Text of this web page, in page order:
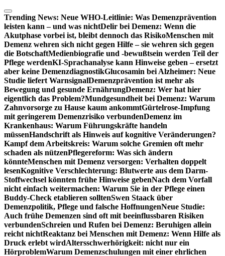
Zum
Inhalt
springen
Trending News: Neue WHO-Leitlinie: Was Demenzprävention
leisten kann – und was nichtDelir bei Demenz: Wenn die
Akutphase vorbei ist, bleibt dennoch das RisikoMenschen mit
Demenz wehren sich nicht gegen Hilfe – sie wehren sich gegen
die BotschaftMedienbiografie und -bewußtsein werden Teil der
Pflege werdenKI-Sprachanalyse kann Hinweise geben – ersetzt
aber keine DemenzdiagnostikGlucosamin bei Alzheimer: Neue
Studie liefert WarnsignalDemenzprävention ist mehr als
Bewegung und gesunde ErnährungDemenz: Wer hat hier
eigentlich das Problem?Mundgesundheit bei Demenz: Warum
Zahnvorsorge zu Hause kaum ankommtGürtelrose-Impfung
mit geringerem Demenzrisiko verbundenDemenz im
Krankenhaus: Warum Führungskräfte handeln
müssenHandschrift als Hinweis auf kognitive Veränderungen?
Kampf dem Arbeitskreis: Warum solche Gremien oft mehr
schaden als nützenPflegereform: Was sich ändern
könnteMenschen mit Demenz versorgen: Verhalten doppelt
lesenKognitive Verschlechterung: Blutwerte aus dem Darm-
Stoffwechsel könnten frühe Hinweise gebenNach dem Vorfall
nicht einfach weitermachen: Warum Sie in der Pflege einen
Buddy-Check etablieren solltenSwen Staack über
Demenzpolitik, Pflege und falsche HoffnungenNeue Studie:
Auch frühe Demenzen sind oft mit beeinflussbaren Risiken
verbundenSchreien und Rufen bei Demenz: Beruhigen allein
reicht nichtReaktanz bei Menschen mit Demenz: Wenn Hilfe als
Druck erlebt wirdAltersschwerhörigkeit: nicht nur ein
HörproblemWarum Demenzschulungen mit einer ehrlichen